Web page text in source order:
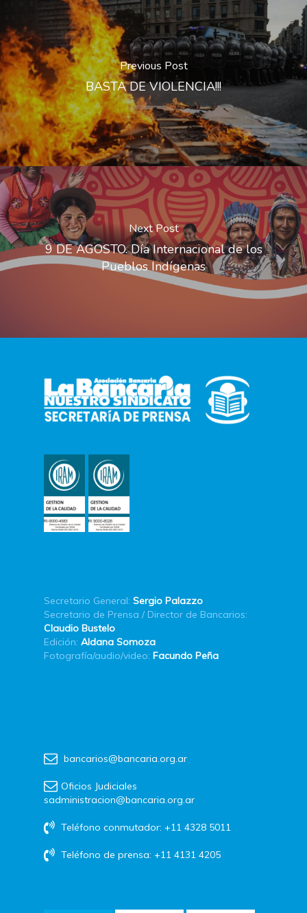
Previous Post
BASTA DE VIOLENCIA!!!
Next Post
9 DE AGOSTO. Día Internacional de los
Pueblos Indígenas
Secretario General: Sergio Palazzo
Secretario de Prensa / Director de Bancarios:
Claudio Bustelo
Edición: Aldana Somoza
Fotografía/audio/video: Facundo Peña
bancarios@bancaria.org.ar
Oficios Judiciales
sadministracion@bancaria.org.ar
Teléfono conmutador: +11 4328 5011
Teléfono de prensa: +11 4131 4205